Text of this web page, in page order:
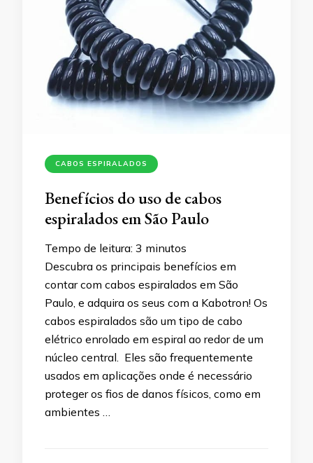
CABOS ESPIRALADOS
Benefícios do uso de cabos
espiralados em São Paulo
Tempo de leitura: 3 minutos
Descubra os principais benefícios em
contar com cabos espiralados em São
Paulo, e adquira os seus com a Kabotron! Os
cabos espiralados são um tipo de cabo
elétrico enrolado em espiral ao redor de um
núcleo central. Eles são frequentemente
usados em aplicações onde é necessário
proteger os fios de danos físicos, como em
ambientes …